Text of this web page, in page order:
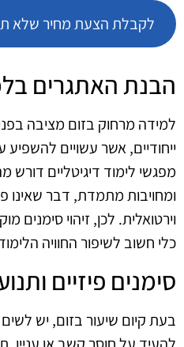
לקבלת הצעת מחיר שלא
הבנת האתגרים
למידה מרחוק בזום מציבה
ייחודיים, אשר עשויים
מפגשי לימוד דיגיטליים דורש
ומחויבות מתמדת, דבר שאינו
וירטואלית. לכן, זיהוי סימנים
כלי חשוב לשיפור החוויה
סימנים פיזיים
בעת קיום שיעור בזום, יש לשים